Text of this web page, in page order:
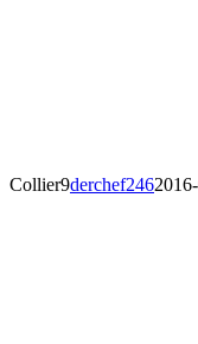
Collier9derchef246